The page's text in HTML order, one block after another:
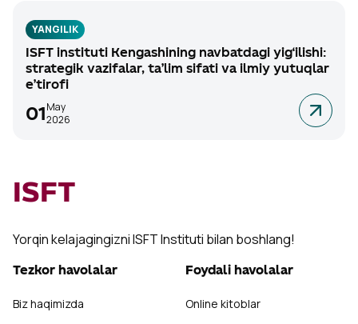
YANGILIK
ISFT instituti Kengashining navbatdagi yig‘ilishi:
strategik vazifalar, ta’lim sifati va ilmiy yutuqlar
e’tirofi
01 May
2026
ISFT
Yorqin kelajagingizni ISFT Instituti bilan boshlang!
Tezkor havolalar
Biz haqimizda
Foydali havolalar
Online kitoblar